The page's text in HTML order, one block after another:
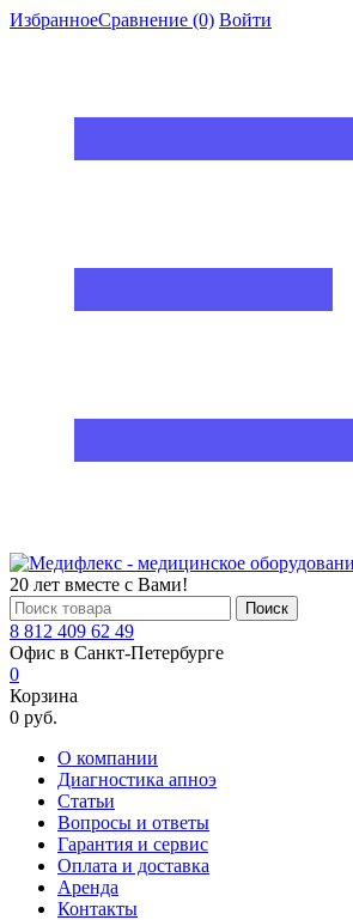
ИзбранноеСравнение (0) Войти
20 лет вместе с Вами!
Поиск
8 812 409 62 49
Офис в Санкт-Петербурге
0
Корзина
0 руб.
О компании
Диагностика апноэ
Статьи
Вопросы и ответы
Гарантия и сервис
Оплата и доставка
Аренда
Контакты